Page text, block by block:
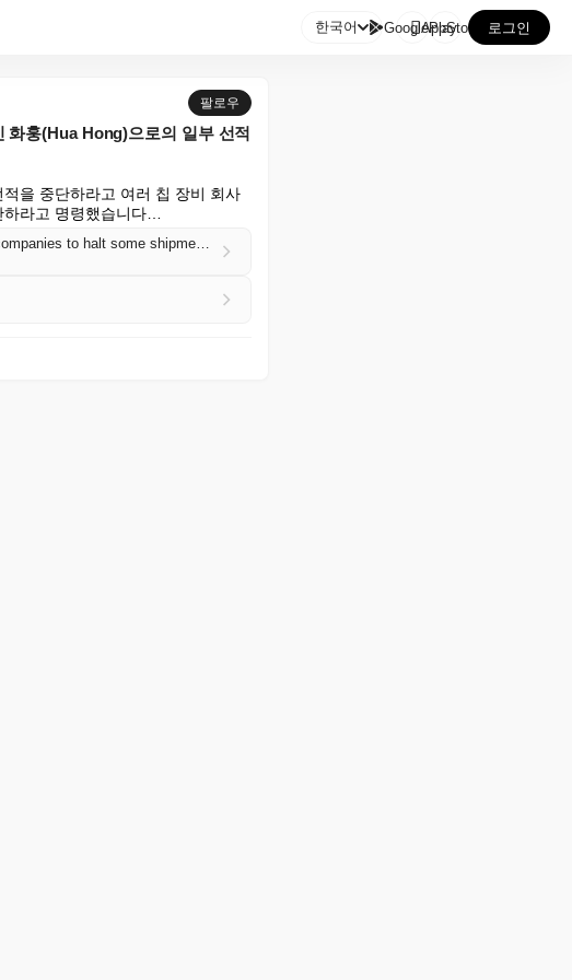
한국어 GooglePlay
AppStore 로그인
팔로우
화훙(Hua Hong)으로의 일부 선적
을 중단하라고 여러 칩 장비 회사
라고 명령했습니다…
Sources: the US Commerce Department last week ordered multiple chip equipment companies to halt some shipments to China's second-largest chipmaker, Hua Hong (Karen Freifeld/Reuters)